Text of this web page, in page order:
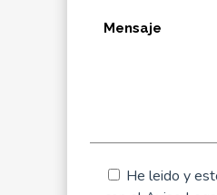
He leido y